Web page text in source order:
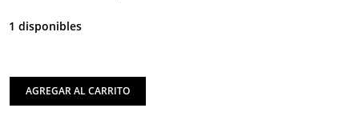
1 disponibles
AGREGAR AL CARRITO